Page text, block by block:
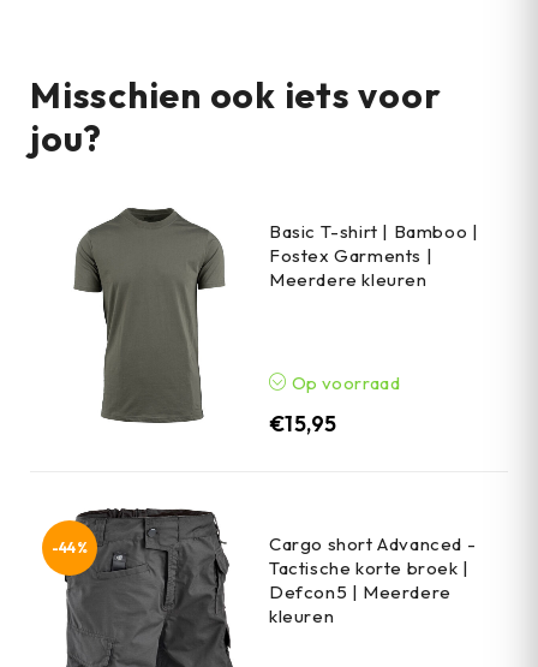
Misschien ook iets voor
jou?
Basic T-shirt | Bamboo |
Fostex Garments |
Meerdere kleuren
Op voorraad
€15,95
-44%
Cargo short Advanced -
Tactische korte broek |
Defcon5 | Meerdere
kleuren